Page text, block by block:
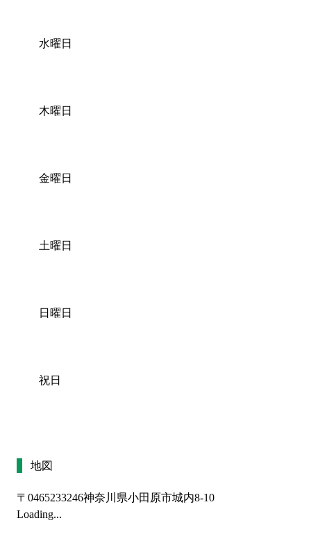
水曜日
木曜日
金曜日
土曜日
日曜日
祝日
地図
〒0465233246神奈川県小田原市城内8-10
Loading...